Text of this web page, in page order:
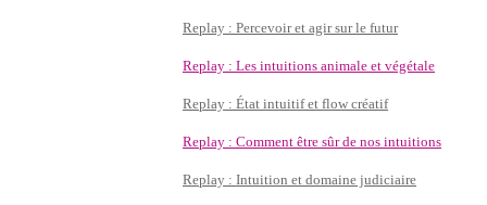
Replay : Percevoir et agir sur le futur
Replay : Les intuitions animale et végétale
Replay : État intuitif et flow créatif
Replay : Comment être sûr de nos intuitions
Replay : Intuition et domaine judiciaire